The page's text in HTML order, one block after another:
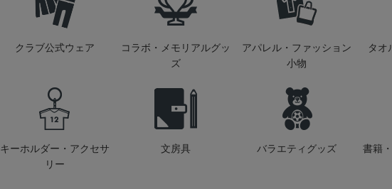
クラブ公式ウェア
コラボ・メモリアルグッ
ズ
アパレル・ファッション
小物
タオ
キーホルダー・アクセサ
リー
文房具 バラエティグッズ 書籍